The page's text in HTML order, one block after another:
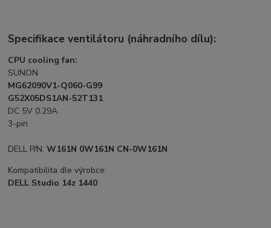
Specifikace ventilátoru (náhradního dílu):
CPU cooling fan:
SUNON
MG62090V1-Q060-G99
G52X05DS1AN-52T131
DC 5V 0.29A
3-pin
DELL P/N:W161N 0W161N CN-0W161N
Kompatibilita dle výrobce:
DELL Studio 14z 1440